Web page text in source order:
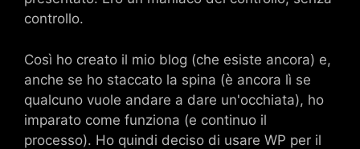
controllo.
Così ho creato il mio blog (che esiste ancora) e,
anche se ho staccato la spina (è ancora lì se
qualcuno vuole andare a dare un'occhiata), ho
imparato come funziona (e continuo il
processo). Ho quindi deciso di usare WP per il